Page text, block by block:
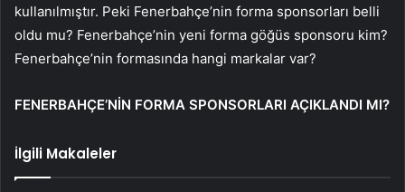
kullanılmıştır. Peki Fenerbahçe’nin forma sponsorları belli
oldu mu? Fenerbahçe’nin yeni forma göğüs sponsoru kim?
Fenerbahçe’nin formasında hangi markalar var?
FENERBAHÇE’NİN FORMA SPONSORLARI AÇIKLANDI MI?
İlgili Makaleler